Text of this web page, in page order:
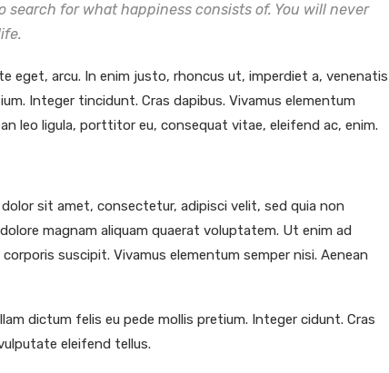
for what happiness consists of. You will never
eget, arcu. In enim justo, rhoncus ut, imperdiet a, venenatis
Integer tincidunt. Cras dapibus. Vivamus elementum
leo ligula, porttitor eu, consequat vitae, eleifend ac, enim.
sit amet, consectetur, adipisci velit, sed quia non
magnam aliquam quaerat voluptatem. Ut enim ad
suscipit. Vivamus elementum semper nisi. Aenean
dictum felis eu pede mollis pretium. Integer cidunt. Cras
eleifend tellus.